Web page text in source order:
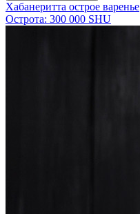
Хабанеритта острое варенье
Острота: 300 000 SHU